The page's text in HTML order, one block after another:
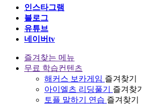
인스타그램
블로그
유튜브
네이버tv
즐겨찾는 메뉴
무료 학습컨텐츠
해커스 보카게임 즐겨찾기
아이엘츠 리딩풀기
즐겨찾기
토플 말하기 연습 즐겨찾기